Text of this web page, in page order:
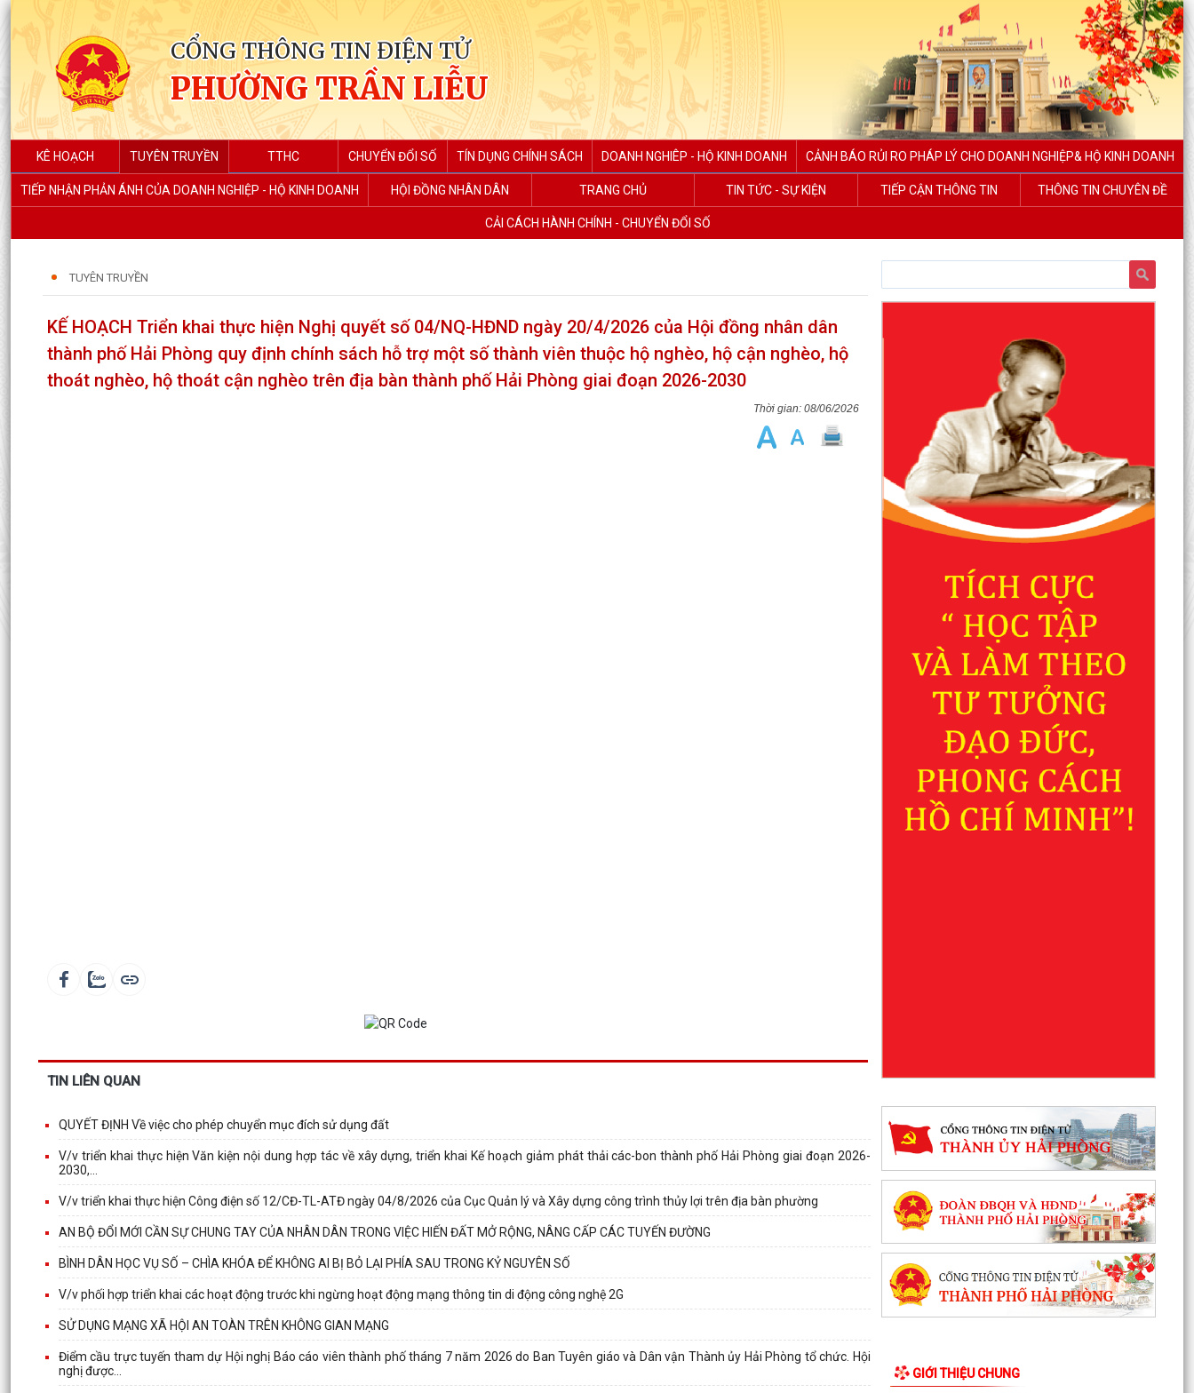
CỔNG THÔNG TIN ĐIỆN TỬ
PHƯỜNG TRẦN LIỄU
KÊ HOẠCH TUYÊN TRUYỀN TTHC CHUYỂN ĐỔI SỐ TÍN DỤNG CHÍNH SÁCH DOANH NGHIÊP - HỘ KINH DOANH CẢNH BÁO RỦI RO PHÁP LÝ CHO DOANH NGHIỆP& HỘ KINH DOANH
TIẾP NHẬN PHẢN ÁNH CỦA DOANH NGHIỆP - HỘ KINH DOANH HỘI ĐỒNG NHÂN DÂN TRANG CHỦ TIN TỨC - SỰ KIỆN TIẾP CẬN THÔNG TIN THÔNG TIN CHUYÊN ĐỀ
CẢI CÁCH HÀNH CHÍNH - CHUYỂN ĐỔI SỐ
TUYÊN TRUYỀN
KẾ HOẠCH Triển khai thực hiện Nghị quyết số 04/NQ-HĐND ngày 20/4/2026 của Hội đồng nhân dân
thành phố Hải Phòng quy định chính sách hỗ trợ một số thành viên thuộc hộ nghèo, hộ cận nghèo, hộ
thoát nghèo, hộ thoát cận nghèo trên địa bàn thành phố Hải Phòng giai đoạn 2026-2030
08/06/2026
TIN LIÊN QUAN
QUYẾT ĐỊNH Về việc cho phép chuyển mục đích sử dụng đất
V/v triển khai thực hiện Văn kiện nội dung hợp tác về xây dựng, triển khai Kế hoạch giảm phát thải các-bon thành phố Hải Phòng giai đoạn 2026-
2030,...
V/v triển khai thực hiện Công điện số 12/CĐ-TL-ATĐ ngày 04/8/2026 của Cục Quản lý và Xây dựng công trình thủy lợi trên địa bàn phường
AN BỘ ĐỔI MỚI CẦN SỰ CHUNG TAY CỦA NHÂN DÂN TRONG VIỆC HIẾN ĐẤT MỞ RỘNG, NÂNG CẤP CÁC TUYẾN ĐƯỜNG
BÌNH DÂN HỌC VỤ SỐ – CHÌA KHÓA ĐỂ KHÔNG AI BỊ BỎ LẠI PHÍA SAU TRONG KỶ NGUYÊN SỐ
V/v phối hợp triển khai các hoạt động trước khi ngừng hoạt động mạng thông tin di động công nghệ 2G
SỬ DỤNG MẠNG XÃ HỘI AN TOÀN TRÊN KHÔNG GIAN MẠNG
Điểm cầu trực tuyến tham dự Hội nghị Báo cáo viên thành phố tháng 7 năm 2026 do Ban Tuyên giáo và Dân vận Thành ủy Hải Phòng tổ chức. Hội
nghị được...
GIỚI THIỆU CHUNG